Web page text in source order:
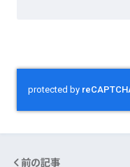
前の記事